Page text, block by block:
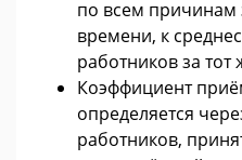
по всем причинам
времени, к
работников за
Коэффициент
определяется
работников,